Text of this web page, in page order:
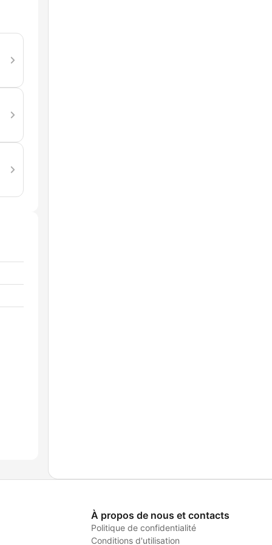
À propos de nous et contacts
Politique de confidentialité
Conditions d'utilisation